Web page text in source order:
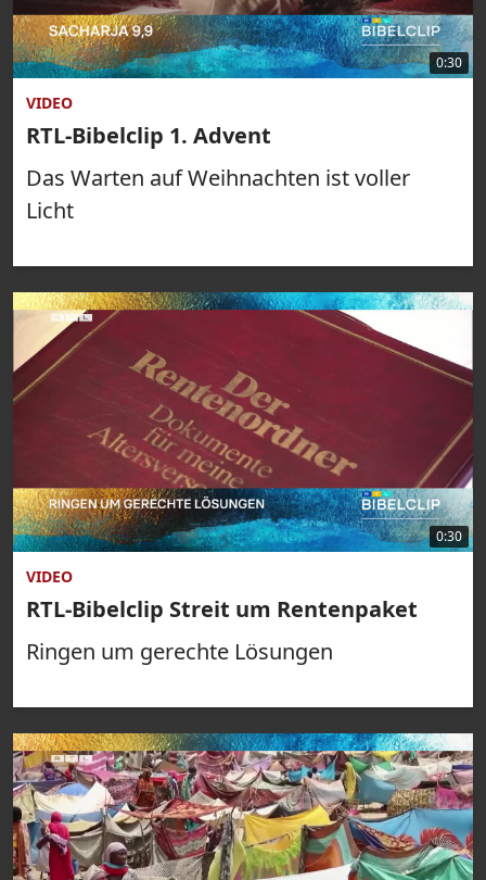
0:30
VIDEO
RTL-Bibelclip 1. Advent
Das Warten auf Weihnachten ist voller
Licht
0:30
VIDEO
RTL-Bibelclip Streit um Rentenpaket
Ringen um gerechte Lösungen